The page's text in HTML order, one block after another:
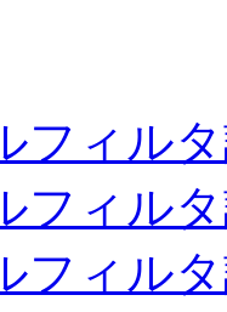
フィル
フィル
フィル